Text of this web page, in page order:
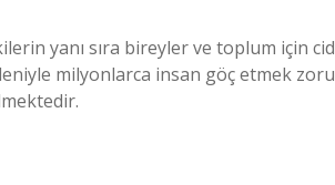
yanı sıra bireyler ve toplum için
milyonlarca insan göç etmek